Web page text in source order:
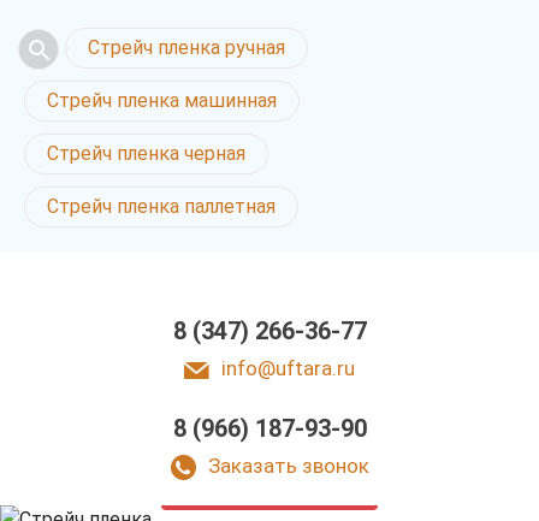
Стрейч пленка ручная
Стрейч пленка машинная
Стрейч пленка черная
Стрейч пленка паллетная
8 (347) 266-36-77
info@uftara.ru
8 (966) 187-93-90
Заказать звонок
Стрейч пленка
в Уфе